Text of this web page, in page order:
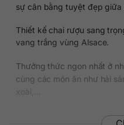
sự cân bằng tuyệt đẹp
Thiết kế chai rượu sang
vang trắng vùng Alsace.
Thưởng thức ngon nhất ở
cùng các món ăn như hải
xoài,…